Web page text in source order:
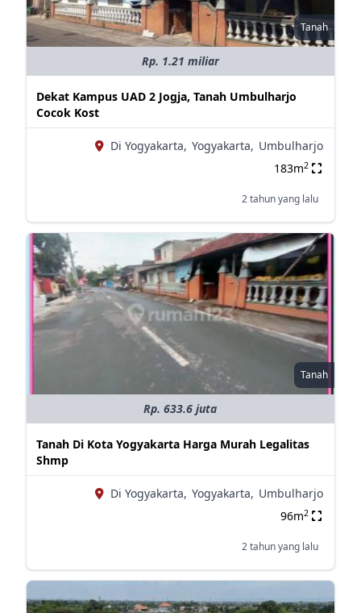
Tanah
Rp. 1.21 miliar
Dekat Kampus UAD 2 Jogja, Tanah Umbulharjo
Cocok Kost
Di Yogyakarta, Yogyakarta, Umbulharjo
183m2
2 tahun yang lalu
Tanah
Rp. 633.6 juta
Tanah Di Kota Yogyakarta Harga Murah Legalitas
Shmp
Di Yogyakarta, Yogyakarta, Umbulharjo
96m2
2 tahun yang lalu